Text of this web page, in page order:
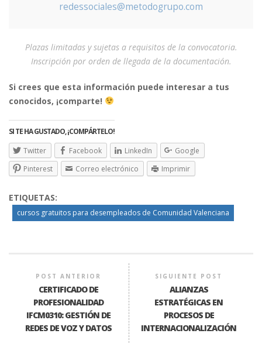
redessociales@metodogrupo.com
Plazas limitadas y sujetas a requisitos de la convocatoria.
Inscripción por orden de llegada de la documentación.
Si crees que esta información puede interesar a tus
conocidos, ¡comparte!
SI TE HA GUSTADO, ¡COMPÁRTELO!
Twitter
Facebook LinkedIn
Google
Pinterest
Correo electrónico Imprimir
ETIQUETAS:
cursos gratuitos para desempleados de Comunidad Valenciana
POST ANTERIOR
CERTIFICADO DE
PROFESIONALIDAD
IFCM0310: GESTIÓN DE
REDES DE VOZ Y DATOS
SIGUIENTE POST
ALIANZAS
ESTRATÉGICAS EN
PROCESOS DE
INTERNACIONALIZACIÓN